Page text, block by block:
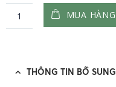
MUA HÀNG
THÔNG TIN BỔ SUNG